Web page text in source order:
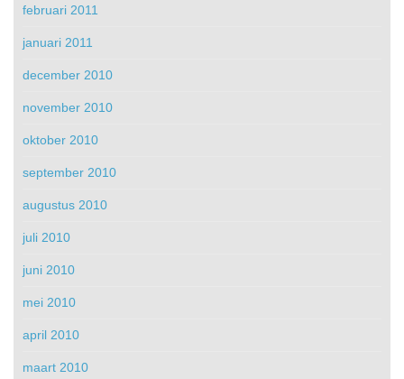
februari 2011
januari 2011
december 2010
november 2010
oktober 2010
september 2010
augustus 2010
juli 2010
juni 2010
mei 2010
april 2010
maart 2010